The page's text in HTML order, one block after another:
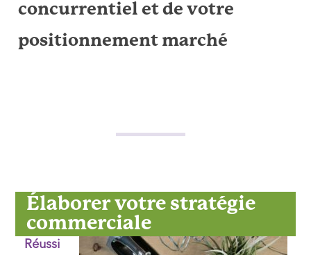
concurrentiel et de votre
positionnement marché
Élaborer votre stratégie
commerciale
Réussi